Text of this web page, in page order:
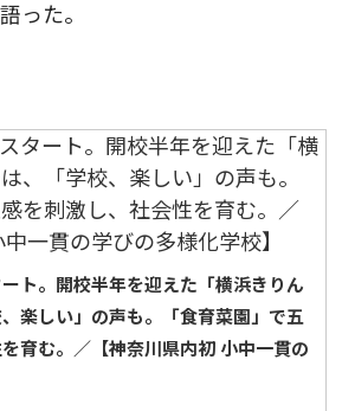
った。
ト。開校半年を迎えた「横浜きりん
楽しい」の声も。「食育菜園」で五
育む。／【神奈川県内初 小中一貫の